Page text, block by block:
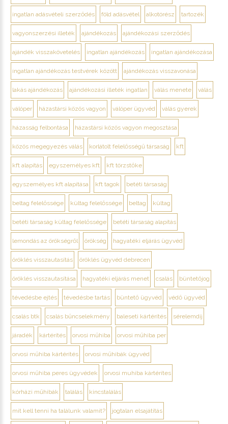
ingatlan adásvételi szerződés föld adásvétel alkotórész tartozék
vagyonszerzési illeték ajándékozás ajándékozási szerződés
ajándék visszakövetelés ingatlan ajándékozás ingatlan ajándékozása
ingatlan ajándékozás testvérek között ajándékozás visszavonása
lakás ajándékozás ajándékozási illeték ingatlan válás menete válás
válóper házastársi közös vagyon válóper ügyvéd válás gyerek
házasság felbontása házastársi közös vagyon megosztása
közös megegyezés válás korlátolt felelősségű társaság kft
kft alapítás egyszemélyes kft kft törzstőke
egyszemélyes kft alapítása kft tagok betéti társaság
beltag felelőssége kültag felelőssége beltag kültag
betéti társaság kültag felelőssége betéti társaság alapítás
lemondás az örökségről örökség hagyatéki eljárás ügyvéd
öröklés visszautasítás öröklés ügyvéd debrecen
öröklés visszautasítása hagyatéki eljárás menet csalás büntetőjog
tévedésbe ejtés tévedésbe tartás büntető ügyvéd védő ügyvéd
csalás btk csalás bűncselekmény baleseti kártérítés sérelemdíj
járadék kártérítés orvosi műhiba orvosi műhiba per
orvosi műhiba kártérítés orvosi műhibák ügyvéd
orvosi műhiba peres ügyvédek orvosi muhiba kártérítes
kórházi műhibák találás kincstalálás
mit kell tenni ha találunk valamit? jogtalan elsajátítás